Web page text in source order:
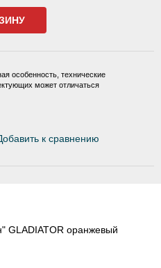
к сравнению
особенность, технические
может отличаться
GLADIATOR оранжевый